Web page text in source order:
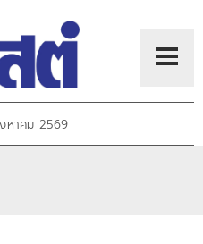
หาคม 2569